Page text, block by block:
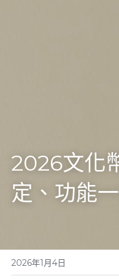
2026文化
定、功能
2026年1月4日